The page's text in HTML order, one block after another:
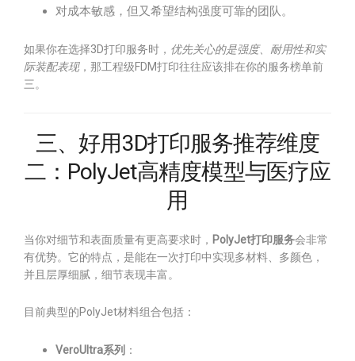
对成本敏感，但又希望结构强度可靠的团队。
如果你在选择3D打印服务时， 优先关心的是强度、耐用性和实
际装配表现，那工程级FDM打印往往应该排在你的服务榜单前
三。
三、好用3D打印服务推荐维度
二：PolyJet高精度模型与医疗应
用
当你对细节和表面质量有更高要求时， PolyJet打印服务会非常
有优势。它的特点，是能在一次打印中实现多材料、多颜色，
并且层厚细腻，细节表现丰富。
目前典型的PolyJet材料组合包括：
VeroUltra系列 ：